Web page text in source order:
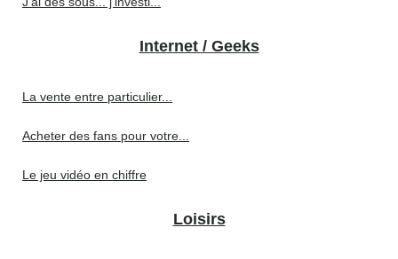
Internet / Geeks
La vente entre particulier...
Acheter des fans pour votre...
Le jeu vidéo en chiffre
Loisirs